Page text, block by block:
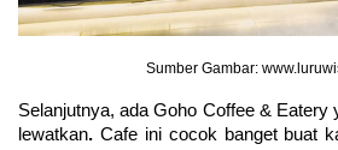
Sumber Gambar:
Selanjutnya, ada Goho Coffee & Eatery
lewatkan. Cafe ini cocok banget buat